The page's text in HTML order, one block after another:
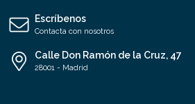
Escríbenos
Contacta con nosotros
Calle Don Ramón de la Cruz, 47
28001 - Madrid